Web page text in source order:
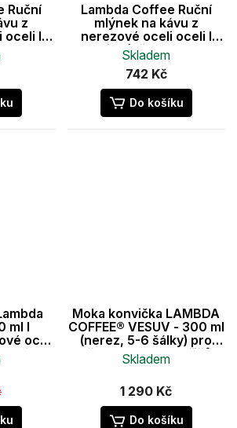
Ruční
z
oceli I
I Plynulá
Lambda Coffee Ruční
mlýnek na kávu z
nerezové oceli oceli I
Keramický třmen I Plynulá
regulace mletí (červený)
Skladem
742 Kč
Do košíku
ml I
oceli
Moka konvička LAMBDA
COFFEE® VESUV - 300 ml
(nerez, 5-6 šálky) pro
všechny druhy vařičů
Skladem
1 290 Kč
Do košíku